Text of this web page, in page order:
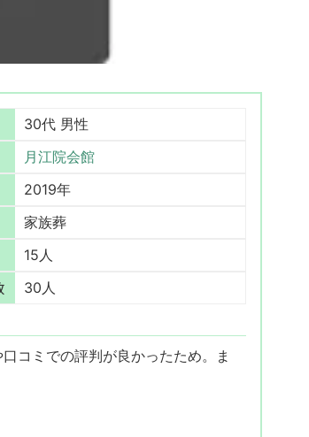
30代 男性
月江院会館
2019年
家族葬
15人
30人
コミでの評判が良かったため。ま